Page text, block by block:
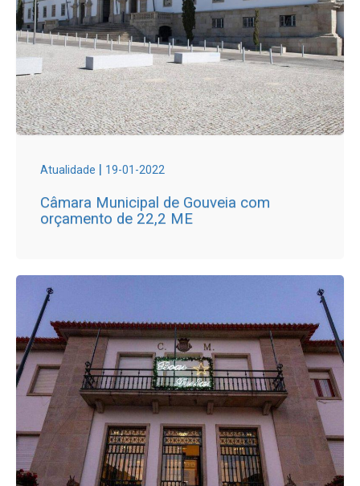
Atualidade | 19-01-2022
Câmara Municipal de Gouveia com
orçamento de 22,2 ME